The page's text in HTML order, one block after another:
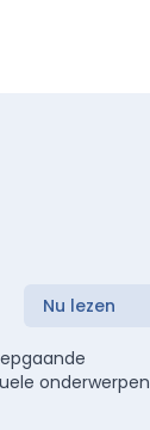
Nu lezen
onderwerpen